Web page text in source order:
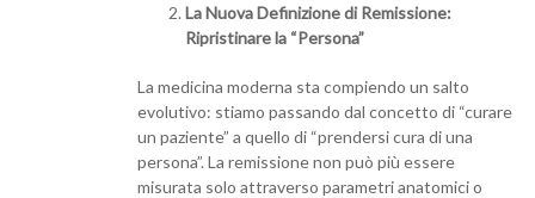
La Nuova Definizione di Remissione:
Ripristinare la “Persona”
La medicina moderna sta compiendo un salto
evolutivo: stiamo passando dal concetto di “curare
un paziente” a quello di “prendersi cura di una
persona”. La remissione non può più essere
misurata solo attraverso parametri anatomici o